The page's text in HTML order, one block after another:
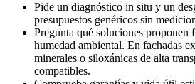
Pide un diagnóstico in situ y un
presupuestos genéricos sin
Pregunta qué soluciones proponen
humedad ambiental. En fachadas
minerales o siloxánicas de alta
compatibles.